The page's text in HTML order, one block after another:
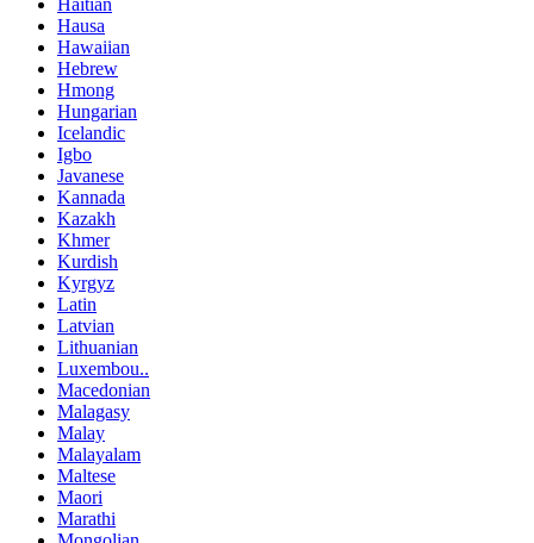
Haitian
Hausa
Hawaiian
Hebrew
Hmong
Hungarian
Icelandic
Igbo
Javanese
Kannada
Kazakh
Khmer
Kurdish
Kyrgyz
Latin
Latvian
Lithuanian
Luxembou..
Macedonian
Malagasy
Malay
Malayalam
Maltese
Maori
Marathi